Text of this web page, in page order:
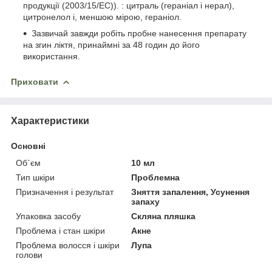
продукції (2003/15/EC)). : цитраль (гераніал і нерал),
цитронелол і, меншою мірою, гераніол.
Зазвичай завжди робіть пробне нанесення препарату
на згин ліктя, принаймні за 48 годин до його
використання.
Приховати
Характеристики
Основні
Об`єм
10 мл
Тип шкіри
Проблемна
Призначення і результат
Зняття запалення, Усунення
запаху
Упаковка засобу
Скляна пляшка
Проблема і стан шкіри
Акне
Проблема волосся і шкіри
голови
Лупа